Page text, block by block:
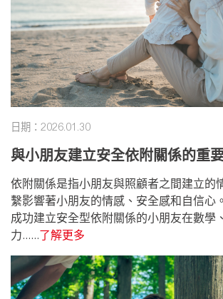
日期：2026.01.30
與小朋友建立安全依附關係的重
依附關係是指小朋友與照顧者之間建立的
繫影響著小朋友的情感、安全感和自信心
成功建立安全型依附關係的小朋友在數學
力......了解更多